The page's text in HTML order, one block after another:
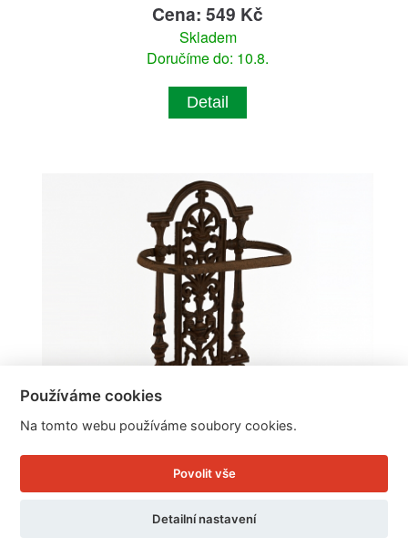
Cena: 549 Kč
Skladem
Doručíme do: 10.8.
Detail
Stojan na deštníky litinový 53cm
Používáme cookies
Na tomto webu používáme soubory cookies.
Povolit vše
Detailní nastavení